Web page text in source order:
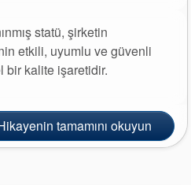
statü, şirketin
etkili, uyumlu ve güvenli
bir kalite işaretidir.
tamamını okuyun